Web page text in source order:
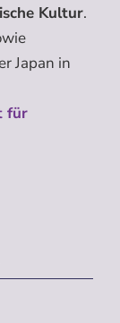
Kultur.
Japan in
für